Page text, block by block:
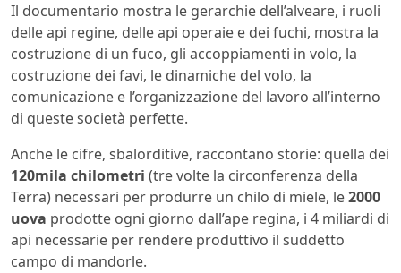
Il documentario mostra le gerarchie dell’alveare, i ruoli
delle api regine, delle api operaie e dei fuchi, mostra la
costruzione di un fuco, gli accoppiamenti in volo, la
costruzione dei favi, le dinamiche del volo, la
comunicazione e l’organizzazione del lavoro all’interno
di queste società perfette.
Anche le cifre, sbalorditive, raccontano storie: quella dei
120mila chilometri (tre volte la circonferenza della
Terra) necessari per produrre un chilo di miele, le2000
uova prodotte ogni giorno dall’ape regina, i 4 miliardi di
api necessarie per rendere produttivo il suddetto
campo di mandorle.